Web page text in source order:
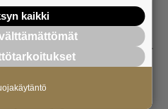
uupumuksista ja
selvinnyt Mira Rinne: ”Kun
kuolemaa silmiin, olen
myös yrittäjyyteen
kaikki